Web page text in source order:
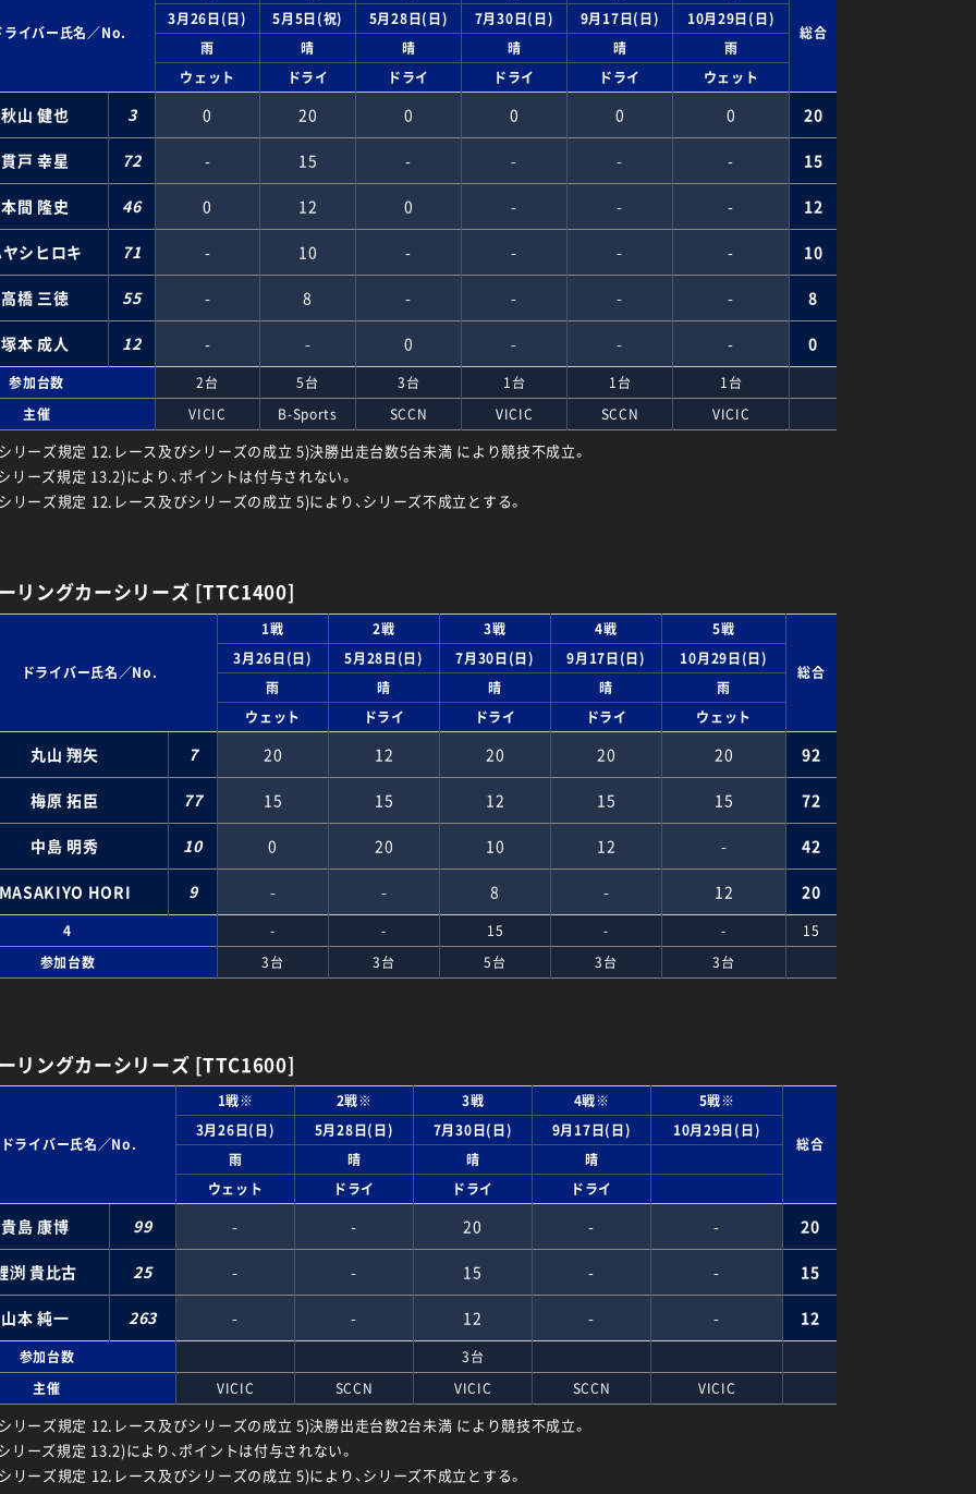
ライバー氏名／No. 総合
3月26日(日) 5月5日(祝) 5月28日(日) 7月30日(日) 9月17日(日)
10月29日(日)
雨
晴 晴 晴 晴
雨
ウェット
ドライ ドライ ドライ ドライ ウェット
秋山 健也 3 0 20 0 0 0 0 20
貫戸 幸星 72 - 15 - - - - 15
本間 隆史 46 0 12 0 - - - 12
シヒロキ 71 - 10 - - - - 10
高橋 三徳 55 - 8 - - - - 8
塚本 成人 12 - - 0 - - - 0
参加台数 2台 5台 3台 1台 1台
1台
主催
VICIC B-Sports SCCN VICIC SCCN VICIC
リーズ規定 12.レース及びシリーズの成立 5)決勝出走台数5台未満 により競技不成立。
リーズ規定 13.2)により、ポイントは付与されない。
リーズ規定 12.レース及びシリーズの成立 5)により、シリーズ不成立とする。
リングカーシリーズ [TTC1400]
ドライバー氏名／No.
1戦 2戦 3戦 4戦 5戦
総合
3月26日(日) 5月28日(日) 7月30日(日) 9月17日(日)
10月29日(日)
雨
晴 晴 晴
雨
ウェット
ドライ ドライ ドライ ウェット
丸山 翔矢 7 20 12 20 20 20 92
梅原 拓臣 77 15 15 12 15 15 72
中島 明秀 10 0 20 10 12 - 42
HORI 9 - - 8 - 12 20
4 - - 15 - -
15
参加台数
3台 3台 5台 3台 3台
リングカーシリーズ [TTC1600]
ドライバー氏名／No.
1戦※ 2戦※ 3戦 4戦※ 5戦※
総合
3月26日(日) 5月28日(日) 7月30日(日) 9月17日(日)
10月29日(日)
雨
晴 晴
晴
ウェット
ドライ ドライ ドライ
貴島 康博 99 - - 20 - - 20
渕 貴比古 25 - - 15 - - 15
山本 純一 263 - - 12 - - 12
参加台数
3台
主催
VICIC SCCN VICIC SCCN VICIC
リーズ規定 12.レース及びシリーズの成立 5)決勝出走台数2台未満 により競技不成立。
リーズ規定 13.2)により、ポイントは付与されない。
リーズ規定 12.レース及びシリーズの成立 5)により、シリーズ不成立とする。